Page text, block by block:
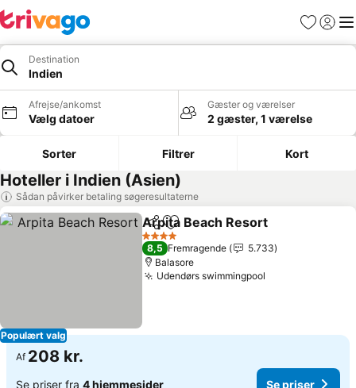
Favoritter
Log ind
Destination
Indien
Afrejse/ankomst
Vælg datoer
Gæster og værelser
2 gæster, 1 værelse
Sorter Filtrer Kort
Hoteller i Indien (Asien)
Sådan påvirker betaling søgeresultaterne
Populært valg
Del Føj til favoritter
Arpita Beach Resort
4 Stjerner
8,5 Fremragende
5.733
Balasore
Udendørs swimmingpool
Af 208 kr.
Se priser fra 4 hjemmesider Se priser